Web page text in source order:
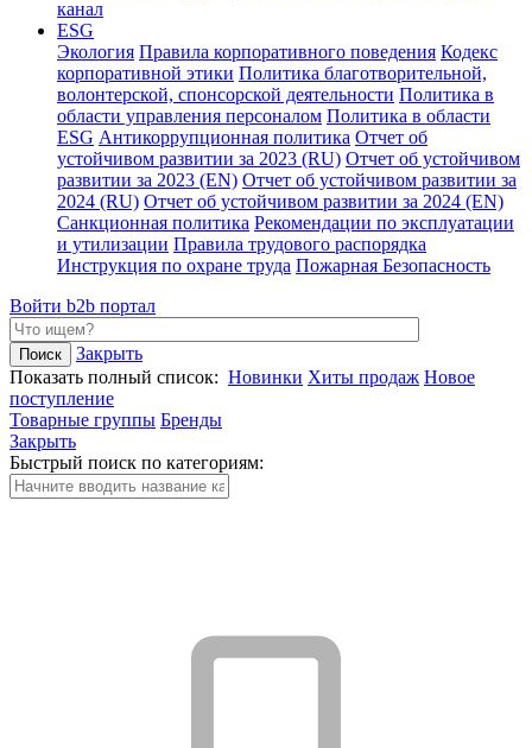
канал
ESG
Экология Правила корпоративного поведения Кодекс
корпоративной этики Политика благотворительной,
волонтерской, спонсорской деятельности Политика в
области управления персоналом Политика в области
ESG Антикоррупционная политика Отчет об
устойчивом развитии за 2023 (RU) Отчет об устойчивом
развитии за 2023 (EN) Отчет об устойчивом развитии за
2024 (RU) Отчет об устойчивом развитии за 2024 (EN)
Санкционная политика Рекомендации по эксплуатации
и утилизации Правила трудового распорядка
Инструкция по охране труда Пожарная Безопасность
Войти b2b портал
Закрыть
Показать полный список: Новинки Хиты продаж Новое
поступление
Товарные группы Бренды
Закрыть
Быстрый поиск по категориям: